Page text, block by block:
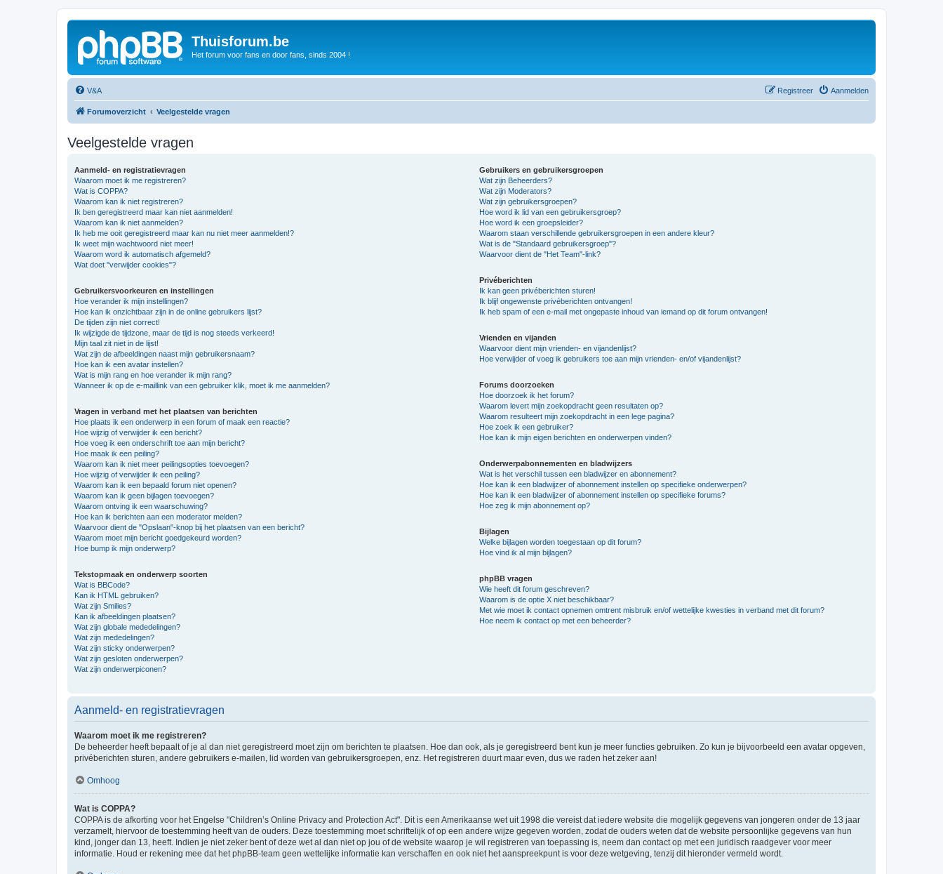
Thuisforum.be
Het forum voor fans en door fans, sinds 2004 !
V&A Aanmelden
Registreer
Forumoverzicht Veelgestelde vragen
Veelgestelde vragen
Aanmeld- en registratievragen
Waarom moet ik me registreren?
Wat is COPPA?
Waarom kan ik niet registreren?
Ik ben geregistreerd maar kan niet aanmelden!
Waarom kan ik niet aanmelden?
Ik heb me ooit geregistreerd maar kan nu niet meer aanmelden!?
Ik weet mijn wachtwoord niet meer!
Waarom word ik automatisch afgemeld?
Wat doet "verwijder cookies"?
Gebruikersvoorkeuren en instellingen
Hoe verander ik mijn instellingen?
Hoe kan ik onzichtbaar zijn in de online gebruikers lijst?
De tijden zijn niet correct!
Ik wijzigde de tijdzone, maar de tijd is nog steeds verkeerd!
Mijn taal zit niet in de lijst!
Wat zijn de afbeeldingen naast mijn gebruikersnaam?
Hoe kan ik een avatar instellen?
Wat is mijn rang en hoe verander ik mijn rang?
Wanneer ik op de e-maillink van een gebruiker klik, moet ik me aanmelden?
Vragen in verband met het plaatsen van berichten
Hoe plaats ik een onderwerp in een forum of maak een reactie?
Hoe wijzig of verwijder ik een bericht?
Hoe voeg ik een onderschrift toe aan mijn bericht?
Hoe maak ik een peiling?
Waarom kan ik niet meer peilingsopties toevoegen?
Hoe wijzig of verwijder ik een peiling?
Waarom kan ik een bepaald forum niet openen?
Waarom kan ik geen bijlagen toevoegen?
Waarom ontving ik een waarschuwing?
Hoe kan ik berichten aan een moderator melden?
Waarvoor dient de "Opslaan"-knop bij het plaatsen van een bericht?
Waarom moet mijn bericht goedgekeurd worden?
Hoe bump ik mijn onderwerp?
Tekstopmaak en onderwerp soorten
Wat is BBCode?
Kan ik HTML gebruiken?
Wat zijn Smilies?
Kan ik afbeeldingen plaatsen?
Wat zijn globale mededelingen?
Wat zijn mededelingen?
Wat zijn sticky onderwerpen?
Wat zijn gesloten onderwerpen?
Wat zijn onderwerpiconen?
Gebruikers en gebruikersgroepen
Wat zijn Beheerders?
Wat zijn Moderators?
Wat zijn gebruikersgroepen?
Hoe word ik lid van een gebruikersgroep?
Hoe word ik een groepsleider?
Waarom staan verschillende gebruikersgroepen in een andere kleur?
Wat is de "Standaard gebruikersgroep"?
Waarvoor dient de "Het Team"-link?
Privéberichten
Ik kan geen privéberichten sturen!
Ik blijf ongewenste privéberichten ontvangen!
Ik heb spam of een e-mail met ongepaste inhoud van iemand op dit forum ontvangen!
Vrienden en vijanden
Waarvoor dient mijn vrienden- en vijandenlijst?
Hoe verwijder of voeg ik gebruikers toe aan mijn vrienden- en/of vijandenlijst?
Forums doorzoeken
Hoe doorzoek ik het forum?
Waarom levert mijn zoekopdracht geen resultaten op?
Waarom resulteert mijn zoekopdracht in een lege pagina?
Hoe zoek ik een gebruiker?
Hoe kan ik mijn eigen berichten en onderwerpen vinden?
Onderwerpabonnementen en bladwijzers
Wat is het verschil tussen een bladwijzer en abonnement?
Hoe kan ik een bladwijzer of abonnement instellen op specifieke onderwerpen?
Hoe kan ik een bladwijzer of abonnement instellen op specifieke forums?
Hoe zeg ik mijn abonnement op?
Bijlagen
Welke bijlagen worden toegestaan op dit forum?
Hoe vind ik al mijn bijlagen?
phpBB vragen
Wie heeft dit forum geschreven?
Waarom is de optie X niet beschikbaar?
Met wie moet ik contact opnemen omtrent misbruik en/of wettelijke kwesties in verband met dit forum?
Hoe neem ik contact op met een beheerder?
Aanmeld- en registratievragen
Waarom moet ik me registreren?
De beheerder heeft bepaalt of je al dan niet geregistreerd moet zijn om berichten te plaatsen. Hoe dan ook, als je geregistreerd bent kun je meer functies gebruiken. Zo kun je bijvoorbeeld een avatar opgeven,
privéberichten sturen, andere gebruikers e-mailen, lid worden van gebruikersgroepen, enz. Het registreren duurt maar even, dus we raden het zeker aan!
Omhoog
Wat is COPPA?
COPPA is de afkorting voor het Engelse "Children’s Online Privacy and Protection Act". Dit is een Amerikaanse wet uit 1998 die vereist dat iedere website die mogelijk gegevens van jongeren onder de 13 jaar
verzamelt, hiervoor de toestemming heeft van de ouders. Deze toestemming moet schriftelijk of op een andere wijze gegeven worden, zodat de ouders weten dat de website persoonlijke gegevens van hun
kind, jonger dan 13, heeft. Indien je niet zeker bent of deze wet al dan niet op jou of de website waarop je wil registreren van toepassing is, neem dan contact op met een juridisch raadgever voor meer
informatie. Houd er rekening mee dat het phpBB-team geen wettelijke informatie kan verschaffen en ook niet het aanspreekpunt is voor deze wetgeving, tenzij dit hieronder vermeld wordt.